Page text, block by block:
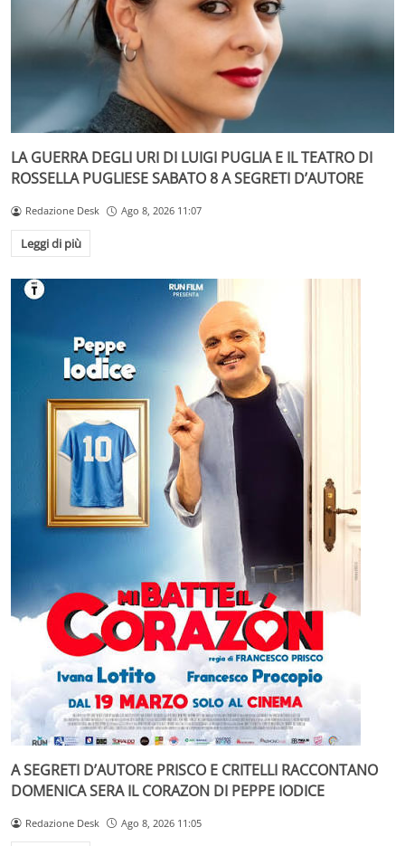
LA GUERRA DEGLI URI DI LUIGI PUGLIA E IL TEATRO DI
ROSSELLA PUGLIESE SABATO 8 A SEGRETI D’AUTORE
Redazione Desk Ago 8, 2026 11:07
Leggi di più
A SEGRETI D’AUTORE PRISCO E CRITELLI RACCONTANO
DOMENICA SERA IL CORAZON DI PEPPE IODICE
Redazione Desk Ago 8, 2026 11:05